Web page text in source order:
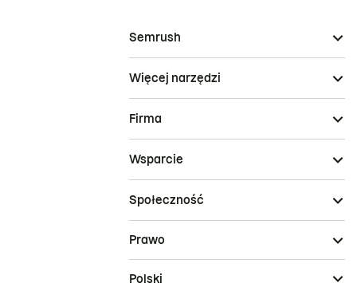
Semrush
Więcej narzędzi
Firma
Wsparcie
Społeczność
Prawo
Polski